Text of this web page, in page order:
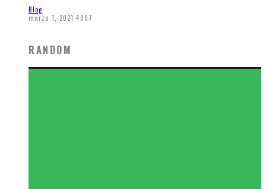
Blog
marzo 1, 2021 4097
RANDOM